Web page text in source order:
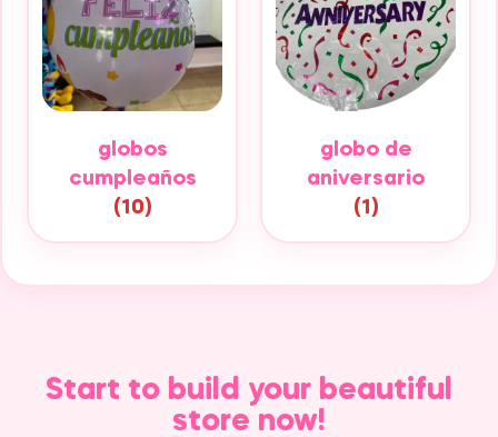
globos
cumpleaños
(10)
globo de
aniversario
(1)
Start to build your beautiful
store now!